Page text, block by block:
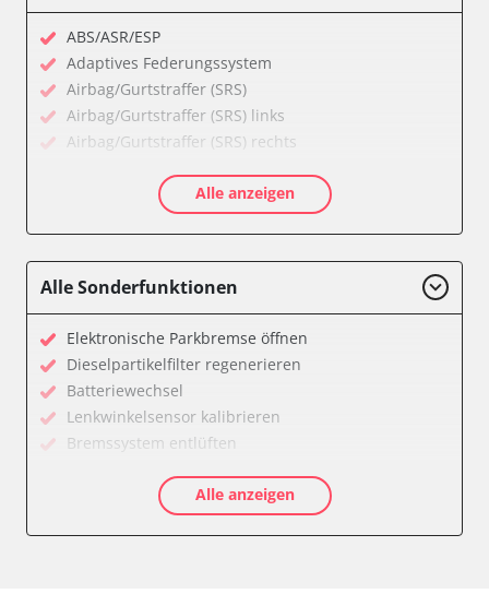
ABS/ASR/ESP
Adaptives Federungssystem
Airbag/Gurtstraffer (SRS)
Airbag/Gurtstraffer (SRS) links
Airbag/Gurtstraffer (SRS) rechts
Aktivlenkung
Anhängersteuergerät
Bedieneinheit Mittelkonsole
Bordcomputer
CD-Wechsler
Command
Dachbedieneinheit (DBE)
Dämpfungssystem hinten links
Dämpfungssystem hinten rechts
Dämpfungssystem vorne links
Dämpfungssystem vorne rechts
Alle anzeigen
Alle Sonderfunktionen
Elektronische Parkbremse öffnen
Dieselpartikelfilter regenerieren
Batteriewechsel
Lenkwinkelsensor kalibrieren
Bremssystem entlüften
Elektronische Parkbremse kalibrieren
Ölservicerückstellung
Alle anzeigen